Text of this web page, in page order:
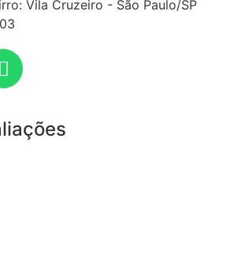
Vila Cruzeiro - São Paulo/SP